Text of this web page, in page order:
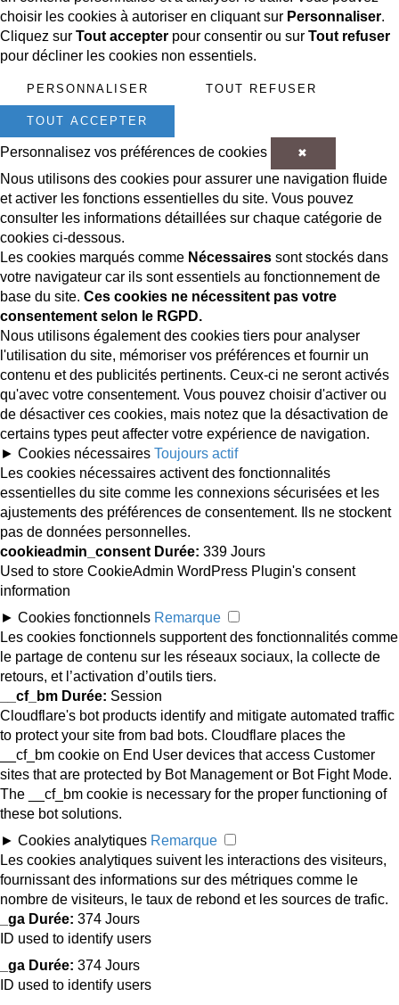
choisir les cookies à autoriser en cliquant sur Personnaliser.
Cliquez sur Tout accepter pour consentir ou sur Tout refuser
pour décliner les cookies non essentiels.
PERSONNALISER TOUT REFUSER
TOUT ACCEPTER
Personnalisez vos préférences de cookies ✖
Nous utilisons des cookies pour assurer une navigation fluide
et activer les fonctions essentielles du site. Vous pouvez
consulter les informations détaillées sur chaque catégorie de
cookies ci-dessous.
Les cookies marqués comme Nécessaires sont stockés dans
votre navigateur car ils sont essentiels au fonctionnement de
base du site. Ces cookies ne nécessitent pas votre
consentement selon le RGPD.
Nous utilisons également des cookies tiers pour analyser
l'utilisation du site, mémoriser vos préférences et fournir un
contenu et des publicités pertinents. Ceux-ci ne seront activés
qu'avec votre consentement. Vous pouvez choisir d'activer ou
de désactiver ces cookies, mais notez que la désactivation de
certains types peut affecter votre expérience de navigation.
► Cookies nécessaires Toujours actif
Les cookies nécessaires activent des fonctionnalités
essentielles du site comme les connexions sécurisées et les
ajustements des préférences de consentement. Ils ne stockent
pas de données personnelles.
cookieadmin_consent Durée: 339 Jours
Used to store CookieAdmin WordPress Plugin's consent
information
► Cookies fonctionnels Remarque
Les cookies fonctionnels supportent des fonctionnalités comme
le partage de contenu sur les réseaux sociaux, la collecte de
retours, et l’activation d’outils tiers.
__cf_bm Durée: Session
Cloudflare's bot products identify and mitigate automated traffic
to protect your site from bad bots. Cloudflare places the
__cf_bm cookie on End User devices that access Customer
sites that are protected by Bot Management or Bot Fight Mode.
The __cf_bm cookie is necessary for the proper functioning of
these bot solutions.
► Cookies analytiques Remarque
Les cookies analytiques suivent les interactions des visiteurs,
fournissant des informations sur des métriques comme le
nombre de visiteurs, le taux de rebond et les sources de trafic.
_ga Durée: 374 Jours
ID used to identify users
_ga Durée: 374 Jours
ID used to identify users